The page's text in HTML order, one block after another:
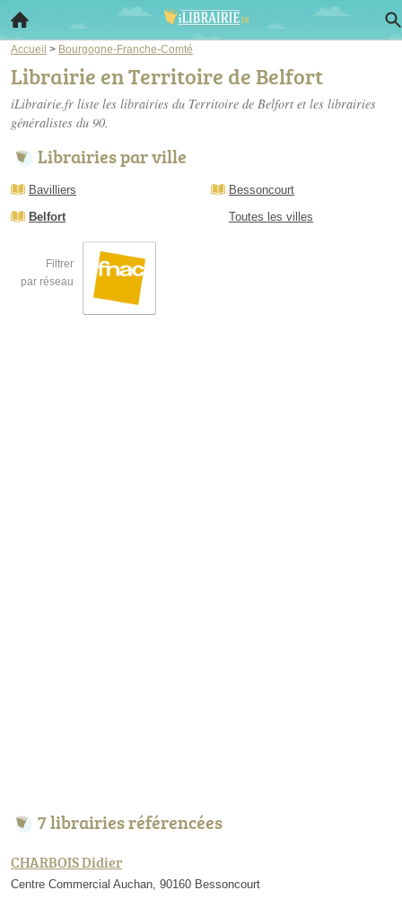
Accueil > Bourgogne-Franche-Comté
Librairie en Territoire de Belfort
iLibrairie.fr liste les librairies du Territoire de Belfort et les librairies
généralistes du 90.
Librairies par ville
Bavilliers
Belfort
Bessoncourt
Toutes les villes
Filtrer
par réseau
7 librairies référencées
CHARBOIS Didier
Centre Commercial Auchan, 90160 Bessoncourt